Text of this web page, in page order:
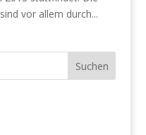
vor allem durch...